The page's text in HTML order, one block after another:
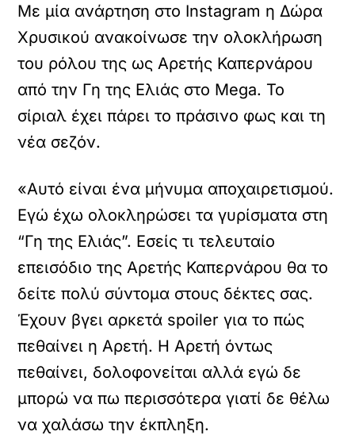
Με μία ανάρτηση στο Instagram η Δώρα
Χρυσικού ανακοίνωσε την ολοκλήρωση
του ρόλου της ως Αρετής Καπερνάρου
από την Γη της Ελιάς στο Mega. Το
σίριαλ έχει πάρει το πράσινο φως και τη
νέα σεζόν.
«Αυτό είναι ένα μήνυμα αποχαιρετισμού.
Εγώ έχω ολοκληρώσει τα γυρίσματα στη
“Γη της Ελιάς”. Εσείς τι τελευταίο
επεισόδιο της Αρετής Καπερνάρου θα το
δείτε πολύ σύντομα στους δέκτες σας.
Έχουν βγει αρκετά spoiler για το πώς
πεθαίνει η Αρετή. Η Αρετή όντως
πεθαίνει, δολοφονείται αλλά εγώ δε
μπορώ να πω περισσότερα γιατί δε θέλω
να χαλάσω την έκπληξη.